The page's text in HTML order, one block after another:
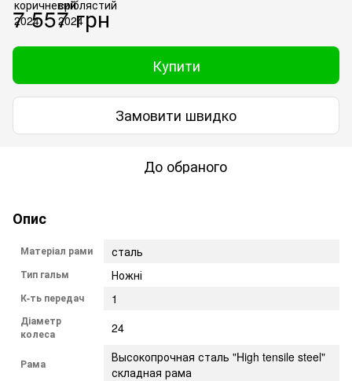
7 557 грн
Купити
Замовити швидко
До обраного
Опис
Матеріал рами сталь
Тип гальм Ножні
К-ть передач 1
Діаметр
колеса
24
Рама
Высокопрочная сталь "High tensile steel"
складная рама